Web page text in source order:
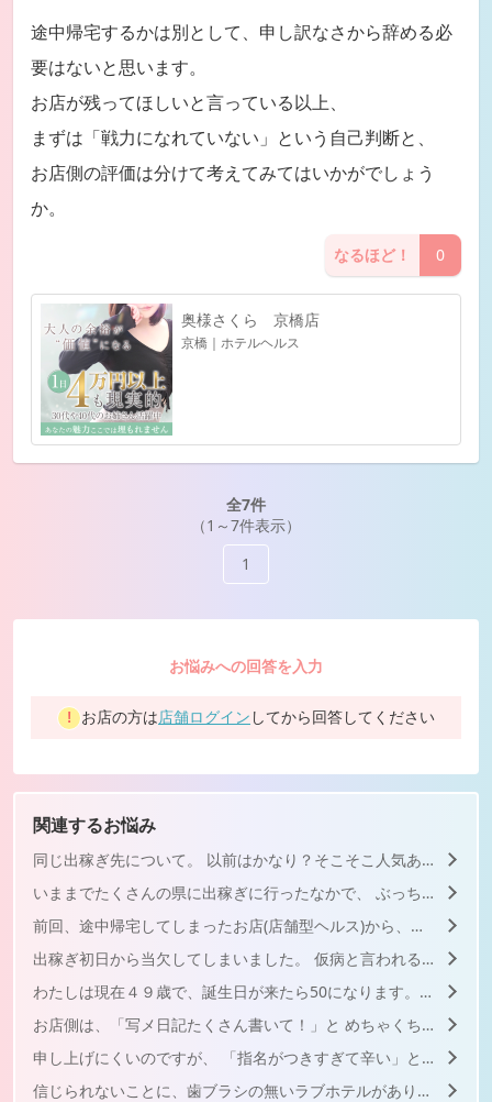
途中帰宅するかは別として、申し訳なさから辞める必
要はないと思います。
お店が残ってほしいと言っている以上、
まずは「戦力になれていない」という自己判断と、
お店側の評価は分けて考えてみてはいかがでしょう
か。
なるほど！ 0
奥様さくら 京橋店
京橋｜ホテルヘルス
全7件
（1～7件表示）
1
お悩みへの回答を入力
お店の方は店舗ログイン してから回答してください
関連するお悩み
同じ出稼ぎ先について。 以前はかなり？そこそこ人気ありまし...
いままでたくさんの県に出稼ぎに行ったなかで、 ぶっちゃけ ...
前回、途中帰宅してしまったお店(店舗型ヘルス)から、お盆来て...
出稼ぎ初日から当欠してしまいました。 仮病と言われるかもし...
わたしは現在４９歳で、誕生日が来たら50になります。年齢、容...
お店側は、「写メ日記たくさん書いて！」と めちゃくちゃ言わ...
申し上げにくいのですが、 「指名がつきすぎて辛い」というこ...
信じられないことに、歯ブラシの無いラブホテルがあります。 ...